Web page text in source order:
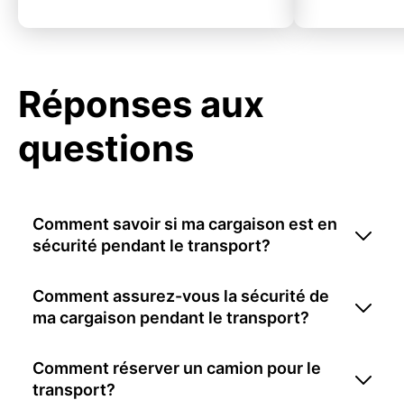
Réponses aux
questions
Comment savoir si ma cargaison est en
sécurité pendant le transport?
Comment assurez-vous la sécurité de
ma cargaison pendant le transport?
Comment réserver un camion pour le
transport?